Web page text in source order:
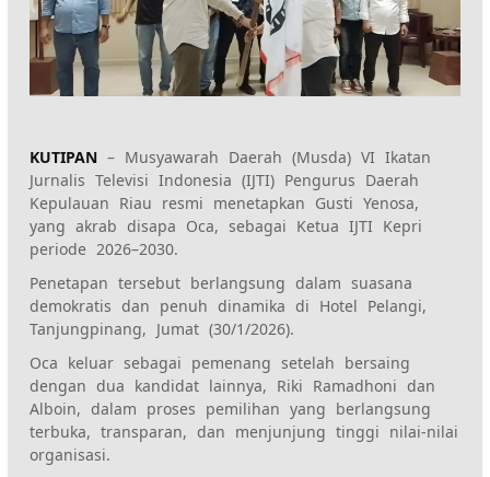
KUTIPAN – Musyawarah Daerah (Musda) VI Ikatan
Jurnalis Televisi Indonesia (IJTI) Pengurus Daerah
Kepulauan Riau resmi menetapkan Gusti Yenosa,
yang akrab disapa Oca, sebagai Ketua IJTI Kepri
periode 2026–2030.
Penetapan tersebut berlangsung dalam suasana
demokratis dan penuh dinamika di Hotel Pelangi,
Tanjungpinang, Jumat (30/1/2026).
Oca keluar sebagai pemenang setelah bersaing
dengan dua kandidat lainnya, Riki Ramadhoni dan
Alboin, dalam proses pemilihan yang berlangsung
terbuka, transparan, dan menjunjung tinggi nilai-nilai
organisasi.